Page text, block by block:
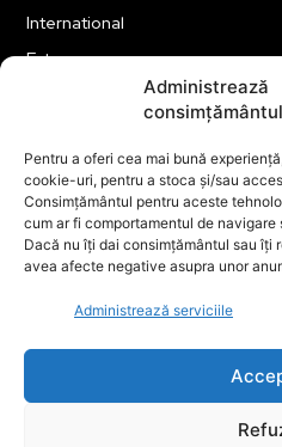
Administrează
consimțământul
Pentru a oferi cea mai bună
cookie-uri, pentru a stoca și/sau
Consimțământul pentru aceste
cum ar fi comportamentul de
Dacă nu îți dai consimțământul sau îți
avea afecte negative asupra unor
Administrează serviciile
International
Externe
Tehnologie
Financiar
ABUZURI
Social
Educatie
Cultura